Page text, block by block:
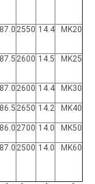
MK20
14.4
2550
87.0
MK25
14.5
2600
87.5
MK30
14.4
2600
87.0
MK40
14.2
2650
86.5
MK50
14.0
2700
86.0
MK60
14.0
2500
87.0